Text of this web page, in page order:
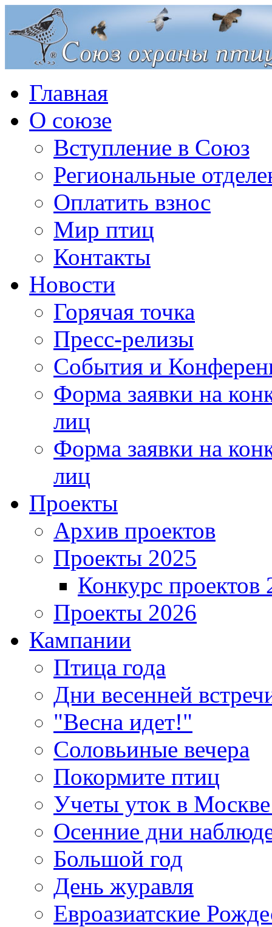
Главная
О союзе
Вступление в Союз
Региональные
Оплатить взнос
Мир птиц
Контакты
Новости
Горячая точка
Пресс-релизы
События и
Форма заявки на
лиц
Форма заявки на
лиц
Проекты
Архив проектов
Проекты 2025
Конкурс проектов
Проекты 2026
Кампании
Птица года
Дни весенней
"Весна идет!"
Соловьиные вечера
Покормите птиц
Учеты уток в
Осенние дни
Большой год
День журавля
Евроазиатские